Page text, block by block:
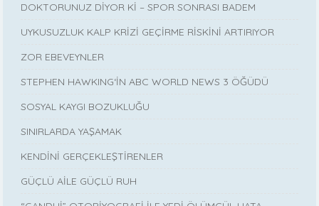
DOKTORUNUZ DİYOR Kİ – SPOR SONRASI BADEM
UYKUSUZLUK KALP KRİZİ GEÇİRME RİSKİNİ ARTIRIYOR
ZOR EBEVEYNLER
STEPHEN HAWKING‘İN ABC WORLD NEWS 3 ÖĞÜDÜ
SOSYAL KAYGI BOZUKLUĞU
SINIRLARDA YAŞAMAK
KENDİNİ GERÇEKLEŞTİRENLER
GÜÇLÜ AİLE GÜÇLÜ RUH